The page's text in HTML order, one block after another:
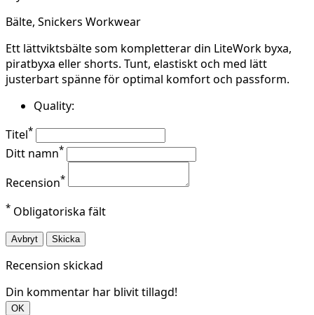
Bälte, Snickers Workwear
Ett lättviktsbälte som kompletterar din LiteWork byxa,
piratbyxa eller shorts. Tunt, elastiskt och med lätt
justerbart spänne för optimal komfort och passform.
Quality:
Titel*
Ditt namn*
Recension*
* Obligatoriska fält
Avbryt Skicka
Recension skickad
Din kommentar har blivit tillagd!
OK